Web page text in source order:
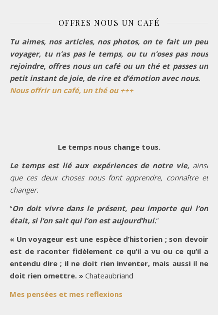
OFFRES NOUS UN CAFÉ
Tu aimes, nos articles, nos photos, on te fait un peu
voyager, tu n’as pas le temps, ou tu n’oses pas nous
rejoindre, offres nous un café ou un thé et passes un
petit instant de joie, de rire et d’émotion avec nous.
Nous offrir un café, un thé ou +++
Le temps nous change tous.
Le temps est lié aux expériences de notre vie, ainsi
que ces deux choses nous font apprendre, connaître et
changer.
“On doit vivre dans le présent, peu importe qui l’on
était, si l’on sait qui l’on est aujourd’hui.”
« Un voyageur est une espèce d’historien ; son devoir
est de raconter fidèlement ce qu’il a vu ou ce qu’il a
entendu dire ; il ne doit rien inventer, mais aussi il ne
doit rien omettre. » Chateaubriand
Mes pensées et mes reflexions